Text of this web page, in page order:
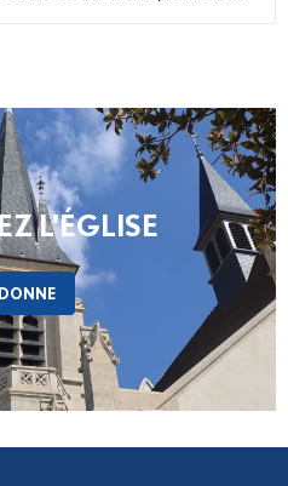
(Concile provincial),
pour un premier temps de
à partir des fruits de la phase
menée dans...
L'ÉGLISE